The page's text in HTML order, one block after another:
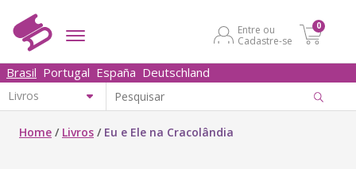
Entre ou
Cadastre-se
0
Brasil Portugal España Deutschland
Home / Livros / Eu e Ele na Cracolândia